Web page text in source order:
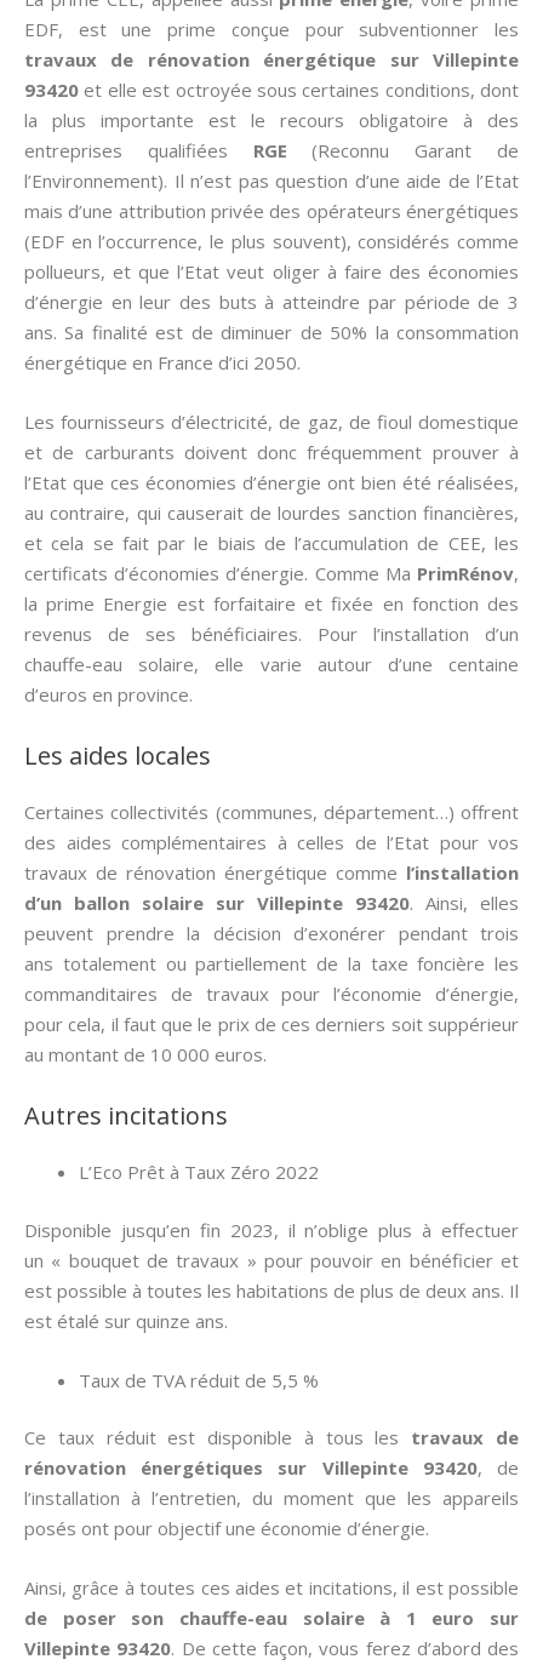
EDF, est une prime conçue pour subventionner les
travaux de rénovation énergétique sur Villepinte
93420 et elle est octroyée sous certaines conditions, dont
la plus importante est le recours obligatoire à des
entreprises qualifiées RGE (Reconnu Garant de
l’Environnement). Il n’est pas question d’une aide de l’Etat
mais d’une attribution privée des opérateurs énergétiques
(EDF en l’occurrence, le plus souvent), considérés comme
pollueurs, et que l’Etat veut oliger à faire des économies
d’énergie en leur des buts à atteindre par période de 3
ans. Sa finalité est de diminuer de 50% la consommation
énergétique en France d’ici 2050.
Les fournisseurs d’électricité, de gaz, de fioul domestique
et de carburants doivent donc fréquemment prouver à
l’Etat que ces économies d’énergie ont bien été réalisées,
au contraire, qui causerait de lourdes sanction financières,
et cela se fait par le biais de l’accumulation de CEE, les
certificats d’économies d’énergie. Comme Ma PrimRénov,
la prime Energie est forfaitaire et fixée en fonction des
revenus de ses bénéficiaires. Pour l’installation d’un
chauffe-eau solaire, elle varie autour d’une centaine
d’euros en province.
Les aides locales
Certaines collectivités (communes, département…) offrent
des aides complémentaires à celles de l’Etat pour vos
travaux de rénovation énergétique comme l’installation
d’un ballon solaire sur Villepinte 93420. Ainsi, elles
peuvent prendre la décision d’exonérer pendant trois
ans totalement ou partiellement de la taxe foncière les
commanditaires de travaux pour l’économie d’énergie,
pour cela, il faut que le prix de ces derniers soit suppérieur
au montant de 10 000 euros.
Autres incitations
L’Eco Prêt à Taux Zéro 2022
Disponible jusqu’en fin 2023, il n’oblige plus à effectuer
un « bouquet de travaux » pour pouvoir en bénéficier et
est possible à toutes les habitations de plus de deux ans. Il
est étalé sur quinze ans.
Taux de TVA réduit de 5,5 %
Ce taux réduit est disponible à tous les travaux de
rénovation énergétiques sur Villepinte 93420, de
l’installation à l’entretien, du moment que les appareils
posés ont pour objectif une économie d’énergie.
Ainsi, grâce à toutes ces aides et incitations, il est possible
de poser son chauffe-eau solaire à 1 euro sur
Villepinte 93420. De cette façon, vous ferez d’abord des